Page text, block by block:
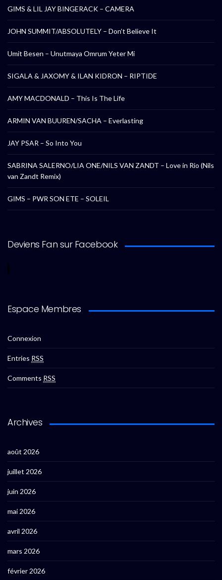
GIMS & LIL JAY BINGERACK – CAMERA
JOHN SUMMIT/ABSOLUTELY – Don’t Believe It
Umit Besen – Unutmaya Omrum Yeter Mi
SIGALA & JAXOMY & ILAN KIDRON – RIPTIDE
AMY MACDONALD – This Is The Life
ARMIN VAN BUUREN/SACHA – Everlasting
JAY PSAR – So Into You
SABRINA SALERNO/LIA ONE/NILS VAN ZANDT – Love in Rio (Nils
van Zandt Remix)
GIMS – PWR SON ETE – SOLEIL
Deviens Fan sur Facebook
Espace Membres
Connexion
Entries RSS
Comments RSS
Archives
août 2026
juillet 2026
juin 2026
mai 2026
avril 2026
mars 2026
février 2026